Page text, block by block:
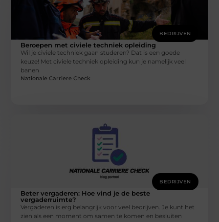
BEDRIJVEN
Beroepen met civiele techniek opleiding
Wil je civiele techniek gaan studeren? Dat is een goede
keuze! Met civiele techniek opleiding kun je namelijk veel
banen
Nationale Carriere Check
BEDRIJVEN
Beter vergaderen: Hoe vind je de beste
vergaderruimte?
Vergaderen is erg belangrijk voor veel bedrijven. Je kunt het
zien als een moment om samen te komen en besluiten